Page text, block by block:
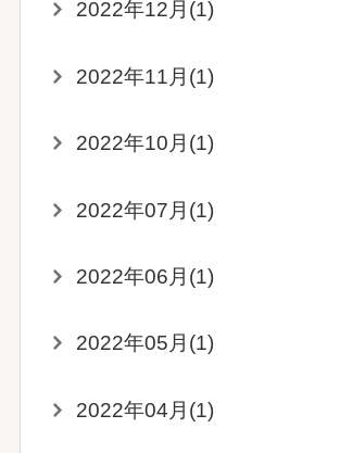
2022年12月(1)
2022年11月(1)
2022年10月(1)
2022年07月(1)
2022年06月(1)
2022年05月(1)
2022年04月(1)